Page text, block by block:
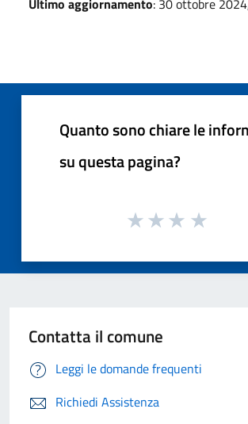
Ultimo aggiornamento: 30 ottobre
Quanto sono chiare le
su questa pagina?
Contatta il comune
Leggi le domande frequenti
Richiedi Assistenza